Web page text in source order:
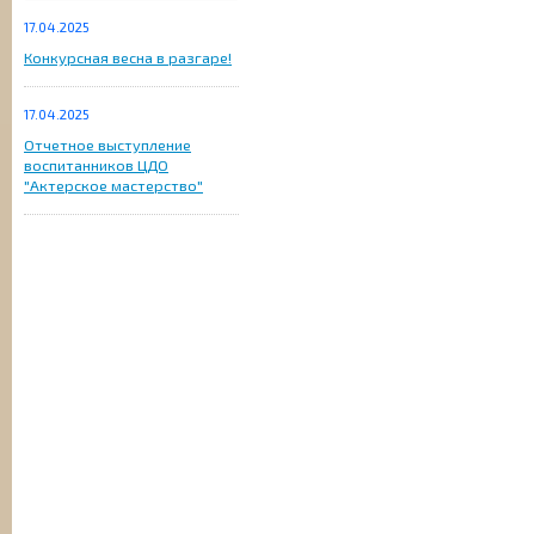
17.04.2025
Конкурсная весна в разгаре!
17.04.2025
Отчетное выступление
воспитанников ЦДО
"Актерское мастерство"